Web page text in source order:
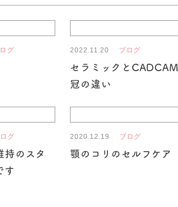
グ 2022.11.20 ブログ
セラミックとCADCAM
冠の違い
グ
持のスタ
す
2020.12.19 ブログ
顎のコリのセルフケア